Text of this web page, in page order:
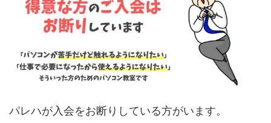
パレハが入会をお断りしている方がいます。